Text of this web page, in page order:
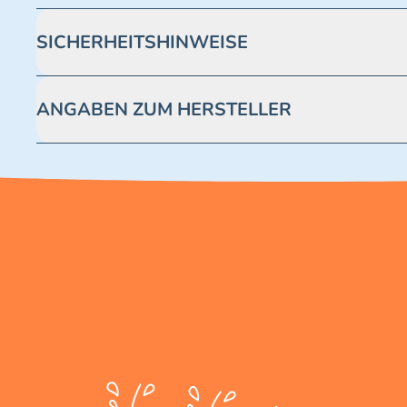
SICHERHEITSHINWEISE
ANGABEN ZUM HERSTELLER